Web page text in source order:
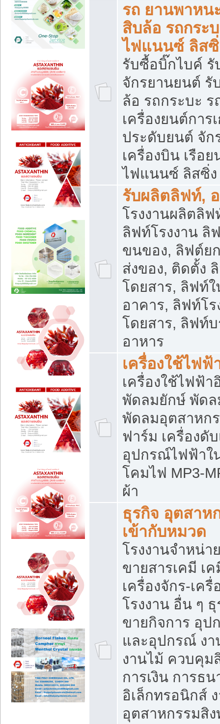
รถ ยานพาหน
สิบล้อ รถกระ
ไฟแนนซ์ ลิส
รับซื้อบิ๊กไบค์
จักรยานยนต์ รั
ล้อ รถกระบะ
เครื่องยนต์การ
ประดับยนต์ จัก
เครื่องบิน เรือ
ไฟแนนซ์ ลิสซิ่ง
รับผลิตลิฟท์,
โรงงานผลิตลิ
ลิฟท์โรงงาน ลิ
ขนของ, ลิฟต์ย
ส่งของ, ติดตั้ง
โดยสาร, ลิฟท์
อาคาร, ลิฟท์โ
โดยสาร, ลิฟท์
อาหาร
เครื่องใช้ไฟฟ้
เครื่องใช้ไฟฟ้า
พัดลมยักษ์ พัด
พัดลมอุตสาหก
ฟาร์ม เครื่องดั
อุปกรณ์ไฟฟ้าใ
โคมไฟ MP3-
ผ้า
ธุรกิจ อุตสาห
เข้ากับหมวด
โรงงานจำหน่
ขายสารเคมี เ
เครื่องจักร-เค
โรงงาน อื่น ๆ
ขายกิจการ อุป
และอุปกรณ์ ง
งานไม้ ควบคุม
การเงิน การธ
อิเล็กทรอนิกส์
อุตสาหกรรมสิ